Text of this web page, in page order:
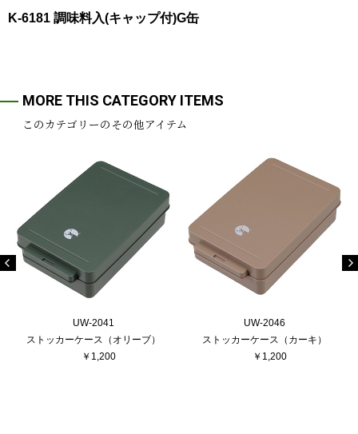
K-6181 調味料入(キャップ付)G缶
MORE THIS CATEGORY ITEMS
このカテゴリーのその他アイテム
UW-2041
ストッカーケース（オリーブ）
￥1,200
UW-2046
ストッカーケース（カーキ）
￥1,200